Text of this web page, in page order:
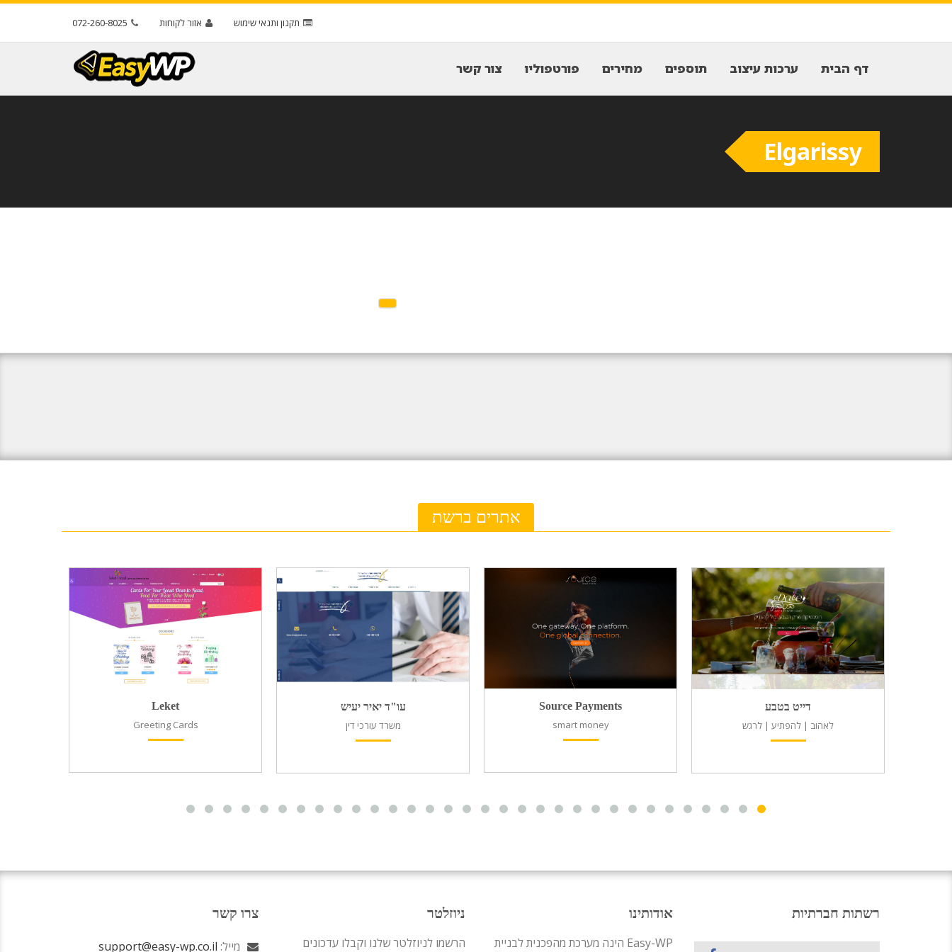
072-260-8025 אזור לקוחות תקנון ותנאי שימוש
דף הבית ערכות עיצוב תוספים מחירים פורטפוליו צור קשר
Elgarissy
אתרים ברשת
Leket
Greeting Cards
עו"ד יאיר יעיש
משרד עורכי דין
Source Payments
smart money
דייט בטבע
לאהוב | להפתיע | לרגש
רשתות חברתיות
אודותינו
Easy-WP הינה מערכת מהפכנית לבניית
ניוזלטר
הרשמו לניוזלטר שלנו וקבלו עדכונים
צרו קשר
מייל: support@easy-wp.co.il